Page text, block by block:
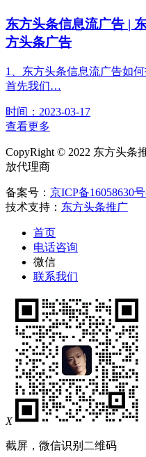
东方头条信息流广告 |
方头条广告
1、东方头条信息流广告如
首先我们…
时间：2023-03-17
查看更多
CopyRight © 2022 东方头条
放代理商
备案号： 京ICP备16058630
技术支持： 东方头条推广
首页
电话咨询
微信
联系我们
X
截屏，微信识别二维码